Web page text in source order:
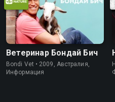
Ветеринар Бондай Бич
Bondi Vet • 2009, Австралия,
Информация